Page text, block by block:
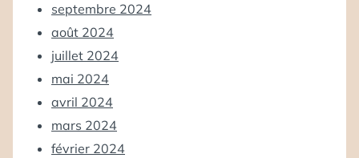
septembre 2024
août 2024
juillet 2024
mai 2024
avril 2024
mars 2024
février 2024